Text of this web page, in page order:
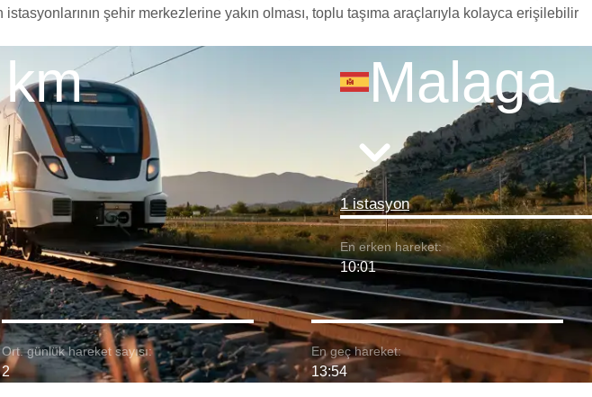
şehir merkezlerine yakın olması, toplu taşıma araçlarıyla kolayca erişilebilir
Malaga
1 istasyon
En erken hareket:
10:01
Ort. günlük hareket sayısı:
2
En geç hareket:
13:54